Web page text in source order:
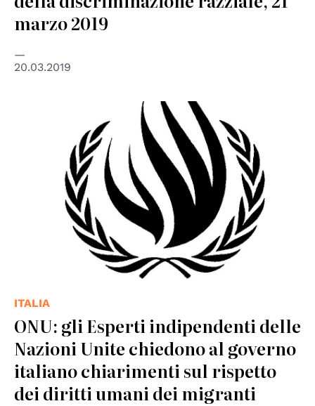
marzo 2019
20.03.2019
ITALIA
ONU: gli Esperti indipendenti delle
Nazioni Unite chiedono al governo
italiano chiarimenti sul rispetto
dei diritti umani dei migranti